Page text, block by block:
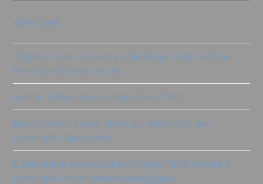
ultimi post
Organic Vibes: la nuova collezione colori Vintage
Paint ispirata alla natura
Bianco Natale con Vintage chalk Paint
Black Velvet: il nero chalk più misterioso per
ricolorare i tuoi mobili!
È arrivata la nuova Guida Vintage Paint: impara a
ricolorare i mobili senza carteggiare!